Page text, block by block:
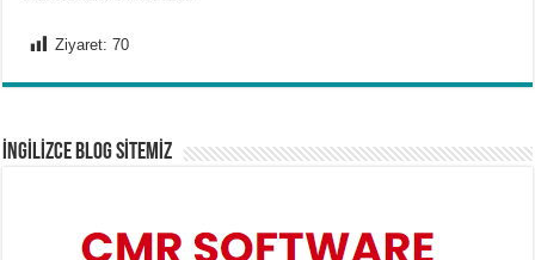
Ziyaret: 70
İNGİLİZCE BLOG SİTEMİZ